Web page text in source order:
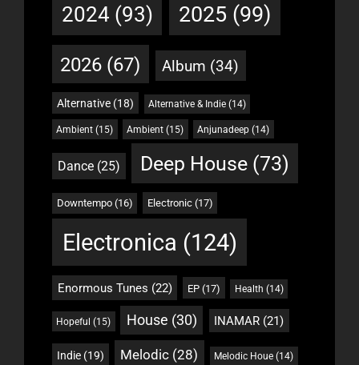
2024 (93) 2025 (99)
2026 (67) Album (34)
Alternative (18) Alternative & Indie(14)
Ambient (15) Ambient (15) Anjunadeep (14)
Dance (25) Deep House(73)
Downtempo(16) Electronic(17)
Electronica (124)
Enormous Tunes (22) EP (17) Health (14)
Hopeful (15) House (30) INAMAR (21)
Indie (19) Melodic (28) Melodic Houe (14)